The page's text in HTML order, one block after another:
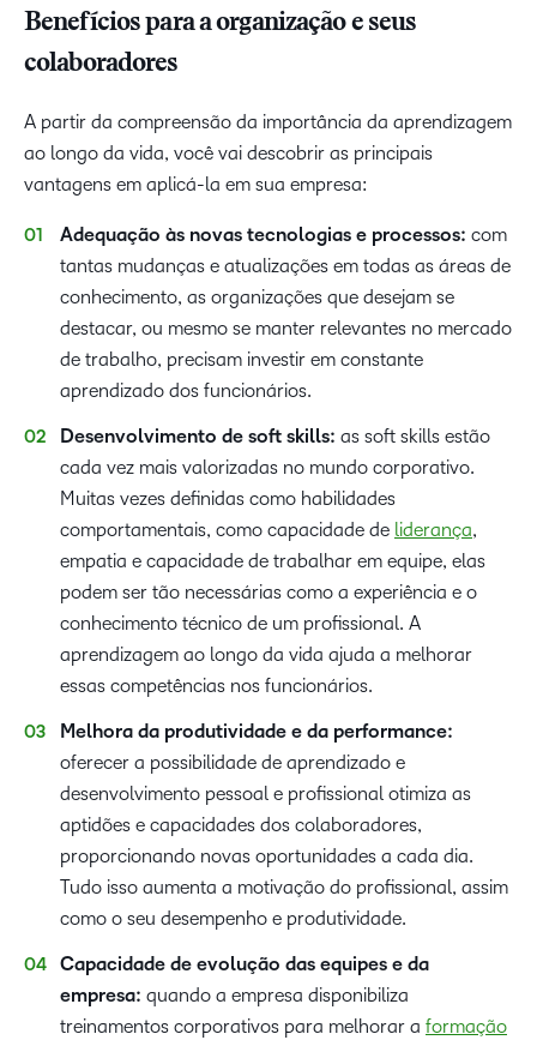
Benefícios para a organização e seus
colaboradores
A partir da compreensão da importância da aprendizagem
ao longo da vida, você vai descobrir as principais
vantagens em aplicá-la em sua empresa:
Adequação às novas tecnologias e processos: com
tantas mudanças e atualizações em todas as áreas de
conhecimento, as organizações que desejam se
destacar, ou mesmo se manter relevantes no mercado
de trabalho, precisam investir em constante
aprendizado dos funcionários.
Desenvolvimento de soft skills: as soft skills estão
cada vez mais valorizadas no mundo corporativo.
Muitas vezes definidas como habilidades
comportamentais, como capacidade de liderança,
empatia e capacidade de trabalhar em equipe, elas
podem ser tão necessárias como a experiência e o
conhecimento técnico de um profissional. A
aprendizagem ao longo da vida ajuda a melhorar
essas competências nos funcionários.
Melhora da produtividade e da performance:
oferecer a possibilidade de aprendizado e
desenvolvimento pessoal e profissional otimiza as
aptidões e capacidades dos colaboradores,
proporcionando novas oportunidades a cada dia.
Tudo isso aumenta a motivação do profissional, assim
como o seu desempenho e produtividade.
Capacidade de evolução das equipes e da
empresa: quando a empresa disponibiliza
treinamentos corporativos para melhorar a formação